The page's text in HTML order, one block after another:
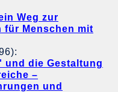
Weg zur
für Menschen mit
und die Gestaltung
–
und